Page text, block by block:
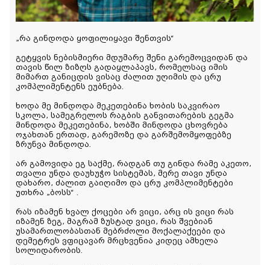
„რა გინდოდა ყოფილიყავი შენთვის“
გეტყვის ნებისმიერი მდუმარე შენი გარემოცვიდან და
თავის წილ ზიზღს გადაყლაპავს, რომელსაც იმის
მიმართ განიცდის ვისაც ძალით უღიმის და ცრუ
კომპლიმენტენს ეუბნება.
ხოდა მე მინდოდა მეკეთებინა ხობის საკვირაო
სკოლა, სამეგრელოს რაგბის განვითარების გეგმა
მინდოდა მეკეთებინა, ხობში მინდოდა ცხოვრება
ოჯახთან ერთად, გარემოზე და გარშემომყოფებზე
ზრუნვა მინდოდა.
არ გამოვიდა ეგ საქმე, რადგან თუ გინდა რამე აკეთო,
თვალი უნდა დაუხუჭო სისტემას, მერე თავი უნდა
დახარო, ძალით გაიღიმო და ცრუ კომპლიმენტები
უთხრა „ბოსს“ .
რას იზამენ ხვალ ქოცები არ ვიცი, არც ის ვიცი რას
იზამენ ზეგ, მაგრამ ზუსტად ვიცი, რას შვებიან
უსამართლობასთან მებრძოლი მოქალაქეები და
დემეტრეს ვფიცავარ მრცხვენია კიდეც ამხელა
სოლიდარობის.